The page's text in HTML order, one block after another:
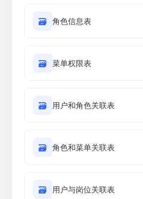
🗃 角色信息表
🗃 菜单权限表
🗃 用户和角色关联表
🗃 角色和菜单关联表
🗃 用户与岗位关联表